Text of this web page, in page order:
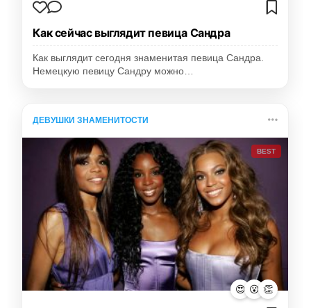
Как сейчас выглядит певица Сандра
Как выглядит сегодня знаменитая певица Сандра.
Немецкую певицу Сандру можно…
ДЕВУШКИ ЗНАМЕНИТОСТИ
BEST
😍 😮 👏